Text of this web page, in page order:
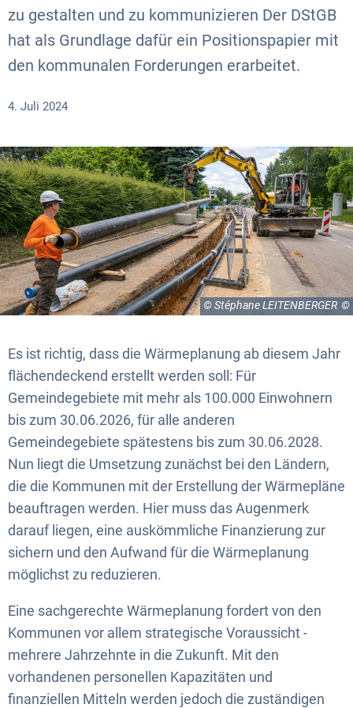
zu gestalten und zu kommunizieren Der DStGB
hat als Grundlage dafür ein Positionspapier mit
den kommunalen Forderungen erarbeitet.
4. Juli 2024
© Stéphane LEITENBERGER
Es ist richtig, dass die Wärmeplanung ab diesem Jahr
flächendeckend erstellt werden soll: Für
Gemeindegebiete mit mehr als 100.000 Einwohnern
bis zum 30.06.2026, für alle anderen
Gemeindegebiete spätestens bis zum 30.06.2028.
Nun liegt die Umsetzung zunächst bei den Ländern,
die die Kommunen mit der Erstellung der Wärmepläne
beauftragen werden. Hier muss das Augenmerk
darauf liegen, eine auskömmliche Finanzierung zur
sichern und den Aufwand für die Wärmeplanung
möglichst zu reduzieren.
Eine sachgerechte Wärmeplanung fordert von den
Kommunen vor allem strategische Voraussicht -
mehrere Jahrzehnte in die Zukunft. Mit den
vorhandenen personellen Kapazitäten und
finanziellen Mitteln werden jedoch die zuständigen